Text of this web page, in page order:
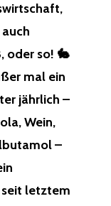
oder so! 🐇
mal ein
jährlich –
Wein,
–
seit letztem